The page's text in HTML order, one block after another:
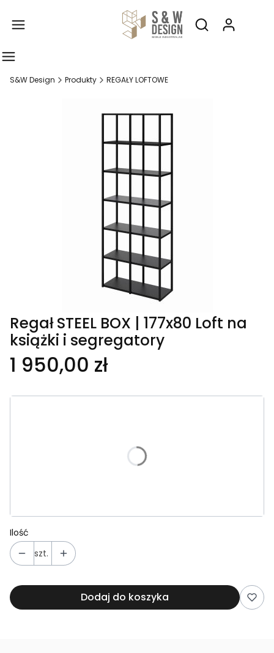
Otwórz
S&W Design Produkty REGAŁY LOFTOWE
Regał STEEL BOX | 177x80 Loft na
książki i segregatory
1 950,00 zł
Blacha zamykająca górę regał
Ilość
szt.
Dodaj do koszyka